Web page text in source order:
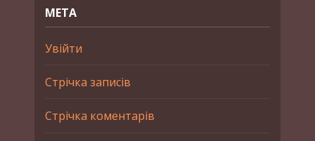
МЕТА
Увійти
Стрічка записів
Стрічка коментарів